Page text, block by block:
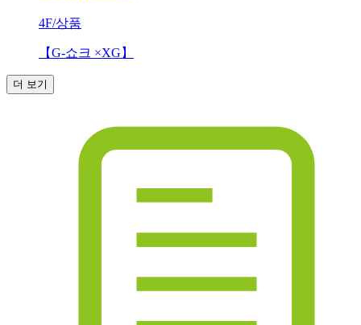
4F/상품
【G-쇼크 ×XG】
더 보기